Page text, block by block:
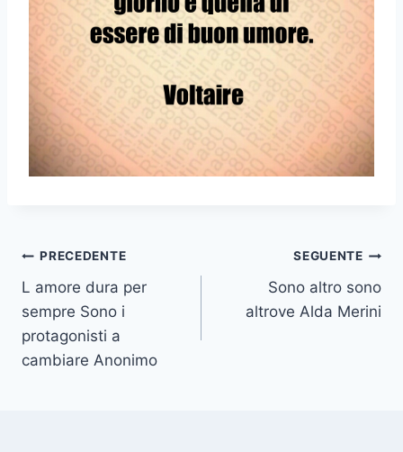
Navigazione
articoli
PRECEDENTE
L amore dura per
sempre Sono i
protagonisti a
cambiare Anonimo
SEGUENTE
Sono altro sono
altrove Alda Merini